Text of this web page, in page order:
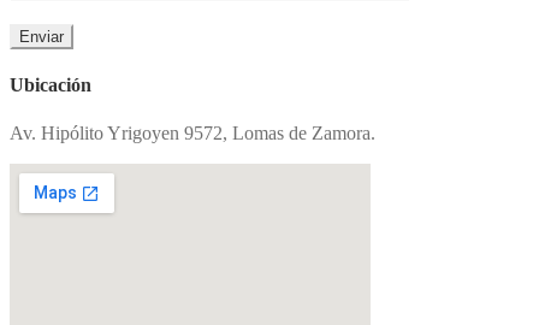
Ubicación
Av. Hipólito Yrigoyen 9572, Lomas de Zamora.